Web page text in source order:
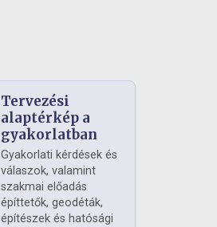
Tervezési
alaptérkép a
gyakorlatban
Gyakorlati kérdések és
válaszok, valamint
szakmai előadás
építtetők, geodéták,
építészek és hatósági